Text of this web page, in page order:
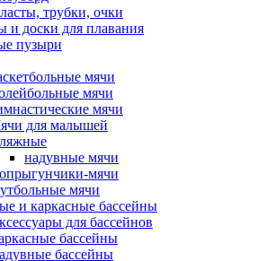
трубки, очки
и доски для плавания
пузыри
мячи
мячи
мячи
для малышей
надувные мячи
мячи
мячи
и каркасные бассейны
для бассейнов
бассейны
бассейны